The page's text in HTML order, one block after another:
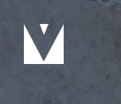
tartalomba